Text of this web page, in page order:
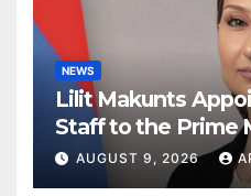
NEWS
Lilit Makunts
Staff to the Prime
Armenia
AUGUST 9, 2026